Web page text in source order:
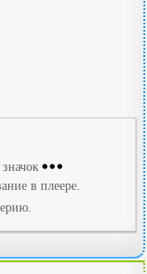
в плеере.